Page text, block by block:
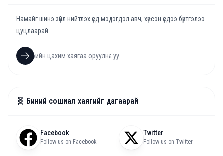
Намайг шинэ зүйл нийтлэх үед мэдэгдэл авч, хүссэн үедээ бүртгэлээ
цуцлаарай.
🧬 Биний сошиал хаягийг дагаарай
Facebook
Follow us on Facebook
Twitter
Follow us on Twitter